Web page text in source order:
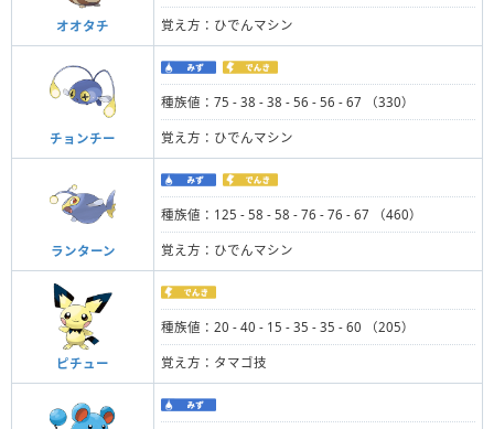
オオタチ 覚え方：ひでんマシン
チョンチー
種族値：75 - 38 - 38 - 56 - 56 - 67 （330）
覚え方：ひでんマシン
ランターン
種族値：125 - 58 - 58 - 76 - 76 - 67 （460）
覚え方：ひでんマシン
ピチュー
種族値：20 - 40 - 15 - 35 - 35 - 60 （205）
覚え方：タマゴ技